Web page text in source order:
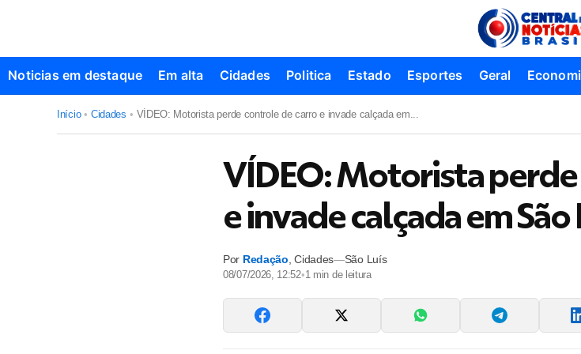
Noticias em destaque Em alta Cidades Politica Estado Esportes Geral
Início • Cidades • VÍDEO: Motorista perde controle de carro e invade calçada em...
VÍDEO: Motorista
e invade calçada em São
Por Redação ,Cidades—São Luís
08/07/2026, 12:52•1min de leitura